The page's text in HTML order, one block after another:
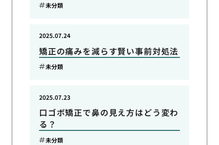
未分類
矯正の痛みを減らす賢い事前対処法
2025.07.24
未分類
口ゴボ矯正で鼻の見え方はどう変わ
る？
2025.07.23
未分類